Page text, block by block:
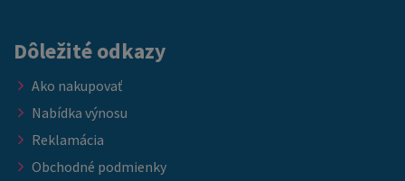
Dôležité odkazy
Ako nakupovať
Nabídka výnosu
Reklamácia
Obchodné podmienky